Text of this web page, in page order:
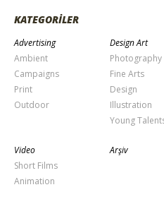
KATEGORİLER
Advertising
Ambient
Campaigns
Print
Outdoor
Design Art
Photography
Fine Arts
Design
Illustration
Young
Video
Short Films
Animation
Arşiv